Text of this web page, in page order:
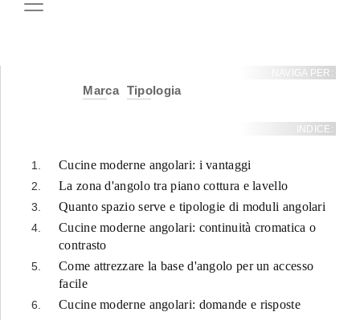
NAVIGA PER:
Marca Tipologia
INDICE:
Cucine moderne angolari: i vantaggi
La zona d'angolo tra piano cottura e lavello
Quanto spazio serve e tipologie di moduli angolari
Cucine moderne angolari: continuità cromatica o
contrasto
Come attrezzare la base d'angolo per un accesso
facile
Cucine moderne angolari: domande e risposte